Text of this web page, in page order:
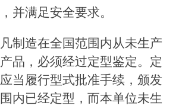
并满足安全要求。
制造在全国范围内从未生产
品，必须经过定型鉴定。定
当履行型式批准手续，颁发
内已经定型，而本单位未生